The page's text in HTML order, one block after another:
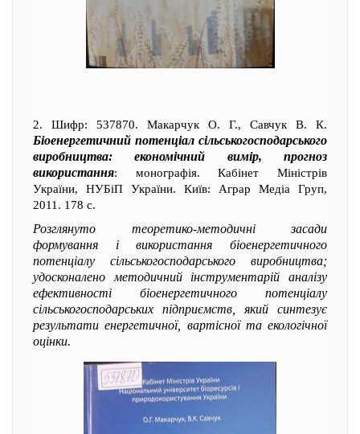
2. Шифр: 537870. Макарчук О. Г., Савчук В. К.
Біоенергетичний потенціал сільськогосподарського
виробництва: економічний вимір, прогноз
використання: монографія. Кабінет Міністрів
України, НУБіП України. Київ: Аграр Медіа Груп,
2011. 178 с.
Розглянуто теоретико-методичні засади
формування і використання біоенергетичного
потенціалу сільськогосподарського виробництва;
удосконалено методичний інструментарій аналізу
ефективності біоенергетичного потенціалу
сільськогосподарських підприємств, який синтезує
результати енергетичної, вартісної та екологічної
оцінки.